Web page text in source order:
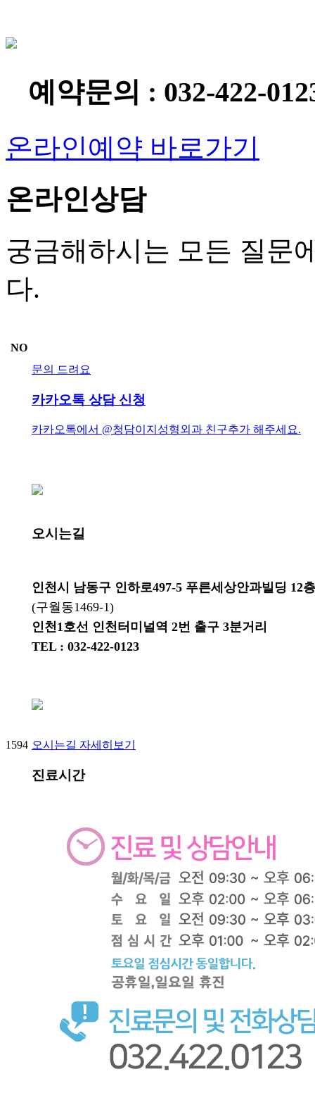
예약문의 : 032-422-
온라인예약 바로가기
온라인상담
궁금해하시는 모든 질문
다.
NO
1594
문의 드려요
카카오톡 상담 신청
카카오톡에서 @청담이지성형외과 친구추가 해주세요.
오시는길
인천시 남동구 인하로497-5 푸른세상안과빌딩 12층
(구월동1469-1)
인천1호선 인천터미널역 2번 출구 3분거리
TEL : 032-422-0123
오시는길 자세히보기
진료시간